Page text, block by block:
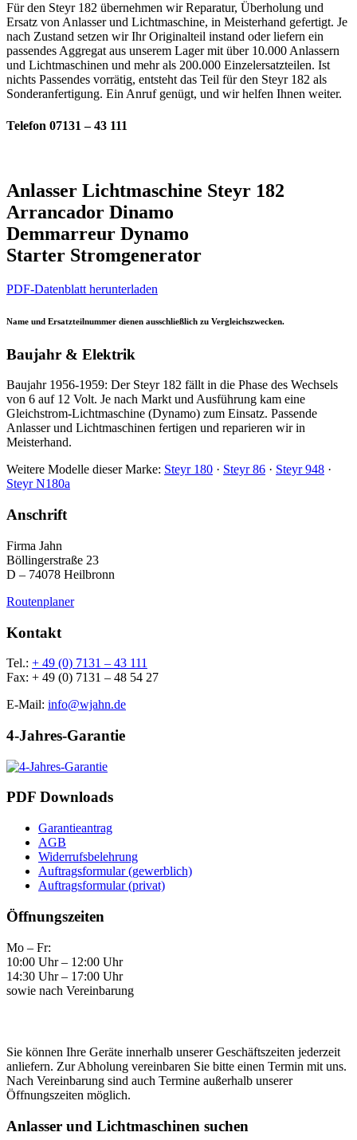
Für den Steyr 182 übernehmen wir Reparatur, Überholung und
Ersatz von Anlasser und Lichtmaschine, in Meisterhand gefertigt. Je
nach Zustand setzen wir Ihr Originalteil instand oder liefern ein
passendes Aggregat aus unserem Lager mit über 10.000 Anlassern
und Lichtmaschinen und mehr als 200.000 Einzelersatzteilen. Ist
nichts Passendes vorrätig, entsteht das Teil für den Steyr 182 als
Sonderanfertigung. Ein Anruf genügt, und wir helfen Ihnen weiter.
Telefon 07131 – 43 111
Anlasser Lichtmaschine Steyr 182
Arrancador Dinamo
Demmarreur Dynamo
Starter Stromgenerator
PDF-Datenblatt herunterladen
Name und Ersatzteilnummer dienen ausschließlich zu Vergleichszwecken.
Baujahr & Elektrik
Baujahr 1956-1959: Der Steyr 182 fällt in die Phase des Wechsels
von 6 auf 12 Volt. Je nach Markt und Ausführung kam eine
Gleichstrom-Lichtmaschine (Dynamo) zum Einsatz. Passende
Anlasser und Lichtmaschinen fertigen und reparieren wir in
Meisterhand.
Weitere Modelle dieser Marke: Steyr 180 · Steyr 86 · Steyr 948 ·
Steyr N180a
Anschrift
Firma Jahn
Böllingerstraße 23
D – 74078 Heilbronn
Routenplaner
Kontakt
Tel.: + 49 (0) 7131 – 43 111
Fax: + 49 (0) 7131 – 48 54 27
E-Mail: info@wjahn.de
4-Jahres-Garantie
PDF Downloads
Garantieantrag
AGB
Widerrufsbelehrung
Auftragsformular (gewerblich)
Auftragsformular (privat)
Öffnungszeiten
Mo – Fr:
10:00 Uhr – 12:00 Uhr
14:30 Uhr – 17:00 Uhr
sowie nach Vereinbarung
Sie können Ihre Geräte innerhalb unserer Geschäftszeiten jederzeit
anliefern. Zur Abholung vereinbaren Sie bitte einen Termin mit uns.
Nach Vereinbarung sind auch Termine außerhalb unserer
Öffnungszeiten möglich.
Anlasser und Lichtmaschinen suchen